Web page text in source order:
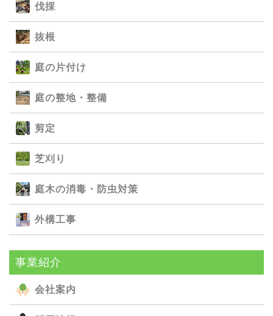
伐採
抜根
庭の⽚付け
庭の整地・整備
剪定
芝刈り
庭⽊の消毒・防⾍対策
外構⼯事
事業紹介
会社案内